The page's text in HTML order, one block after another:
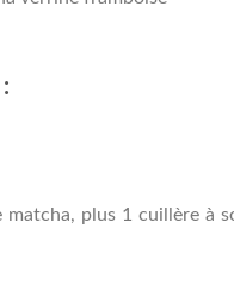
matcha, plus 1 cuillère à